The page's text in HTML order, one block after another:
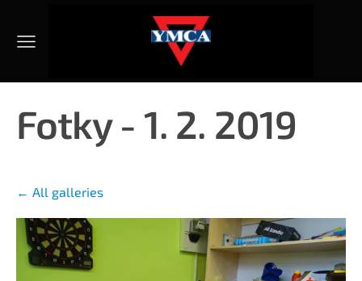
Fotky - 1. 2. 2019
All galleries